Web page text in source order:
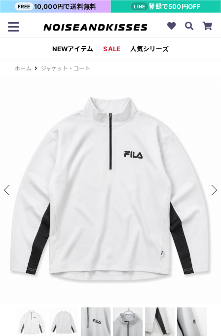
FREE 10,000円で送料無料 LINE 登録で500円OFF
NEWアイテム SALE 人気シリーズ
ホーム ジャケット・コート